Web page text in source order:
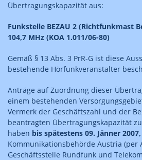
Übertragungskapazität aus:
Funkstelle BEZAU 2 (Richtfunkmast
104,7 MHz (KOA 1.011/06-80)
Gemäß § 13 Abs. 3 PrR-G ist diese
bestehende Hörfunkveranstalter
Anträge auf Zuordnung dieser
einem bestehenden
Vermerk der Geschäftszahl und der
beantragten Übertragungskapazität
haben bis spätestens 09. Jänner
Kommunikationsbehörde Austria (per
Geschäftsstelle Rundfunk und